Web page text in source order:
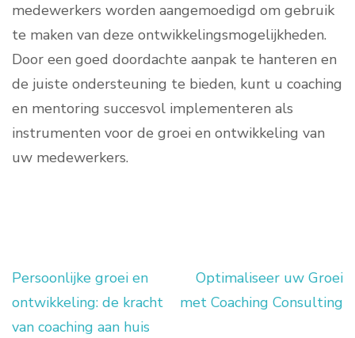
medewerkers worden aangemoedigd om gebruik
te maken van deze ontwikkelingsmogelijkheden.
Door een goed doordachte aanpak te hanteren en
de juiste ondersteuning te bieden, kunt u coaching
en mentoring succesvol implementeren als
instrumenten voor de groei en ontwikkeling van
uw medewerkers.
Berichtnavigatie
Persoonlijke groei en
ontwikkeling: de kracht
van coaching aan huis
Optimaliseer uw Groei
met Coaching Consulting